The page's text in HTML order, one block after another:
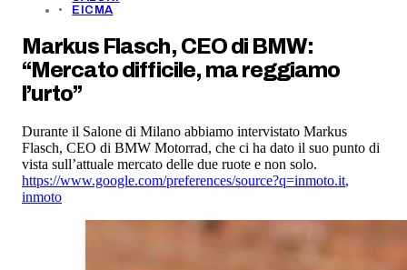
EICMA
Markus Flasch, CEO di BMW:
“Mercato difficile, ma reggiamo
l’urto”
Durante il Salone di Milano abbiamo intervistato Markus
Flasch, CEO di BMW Motorrad, che ci ha dato il suo punto di
vista sull’attuale mercato delle due ruote e non solo.
https://www.google.com/preferences/source?q=inmoto.it,
inmoto